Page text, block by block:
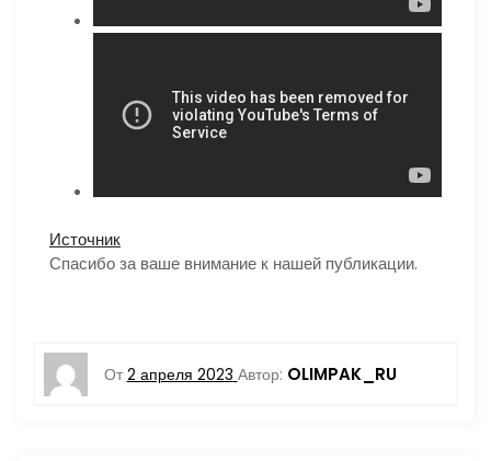
Источник
Спасибо за ваше внимание к нашей публикации.
От 2 апреля 2023 Автор: OLIMPAK_RU